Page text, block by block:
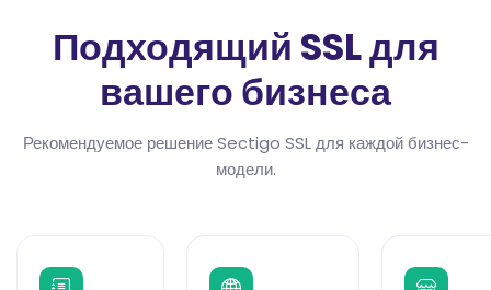
Подходящий SSL для
вашего бизнеса
Рекомендуемое решение Sectigo SSL для каждой бизнес-
модели.